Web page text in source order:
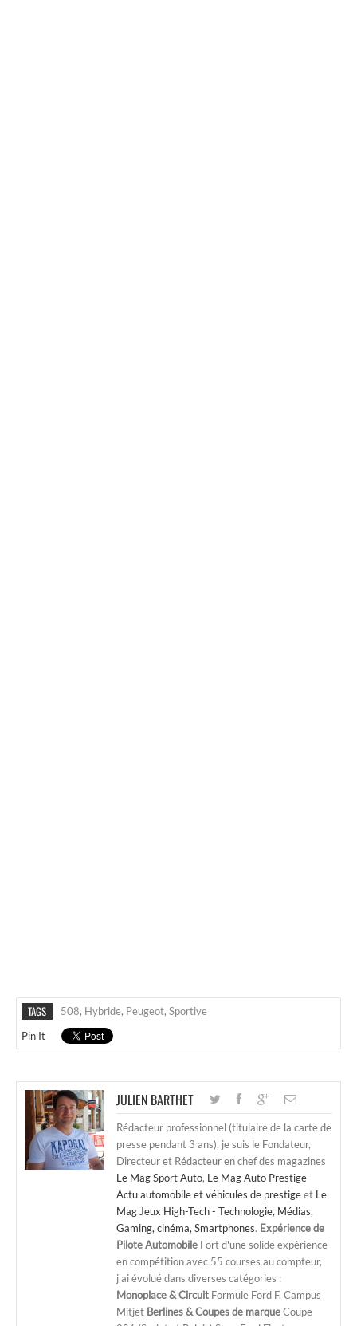
TAGS 508, Hybride, Peugeot, Sportive
Pin It
JULIEN BARTHET
Rédacteur professionnel (titulaire de la carte de
presse pendant 3 ans), je suis le Fondateur,
Directeur et Rédacteur en chef des magazines
Le Mag Sport Auto, Le Mag Auto Prestige -
Actu automobile et véhicules de prestigeet Le
Mag Jeux High-Tech - Technologie, Médias,
Gaming, cinéma, Smartphones. Expérience de
Pilote Automobile Fort d'une solide expérience
en compétition avec 55 courses au compteur,
j'ai évolué dans diverses catégories :
Monoplace & Circuit Formule Ford F. Campus
Mitjet Berlines & Coupes de marqueCoupe